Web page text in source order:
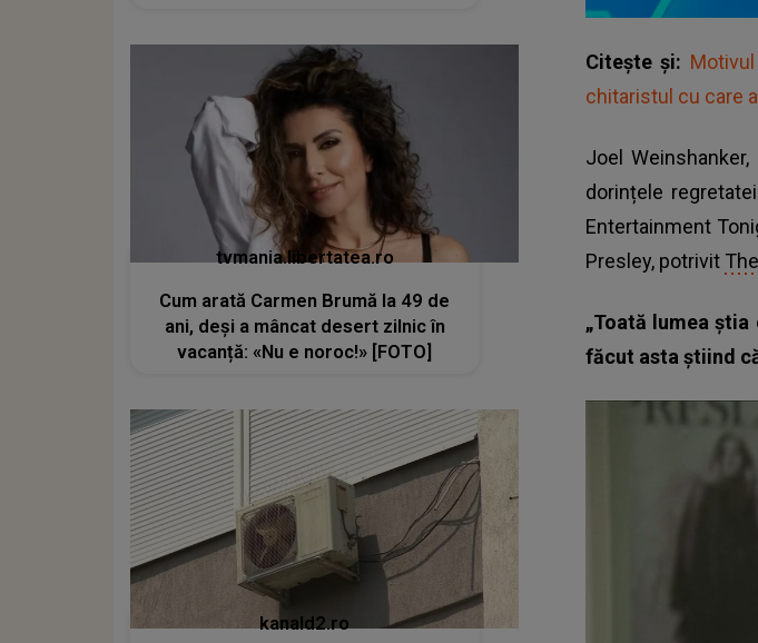
Citește și:
chitaristul cu care
Joel
dorințele
Entertainment
Presley, potrivit
„Toată lumea
făcut asta știind
tvmania.libertatea.ro
Cum arată Carmen Brumă la 49 de
ani, deși a mâncat desert zilnic în
vacanță: «Nu e noroc!» [FOTO]
kanald2.ro